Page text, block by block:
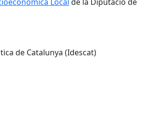
de Catalunya (Idescat)